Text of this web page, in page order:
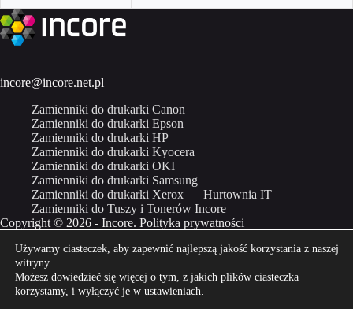
incore@incore.net.pl
Zamienniki do drukarki Canon
Zamienniki do drukarki Epson
Zamienniki do drukarki HP
Zamienniki do drukarki Kyocera
Zamienniki do drukarki OKI
Zamienniki do drukarki Samsung
Zamienniki do drukarki Xerox
Hurtownia IT
Zamienniki do Tuszy i Tonerów Incore
Copyright © 2026 - Incore. Polityka prywatności
Właścicielem marki Incore jest Incom Group SA
Kup Incore na Kup Incore na
Używamy ciasteczek, aby zapewnić najlepszą jakość korzystania z naszej
witryny.
Możesz dowiedzieć się więcej o tym, z jakich plików ciasteczka
korzystamy, i wyłączyć je w ustawieniach.